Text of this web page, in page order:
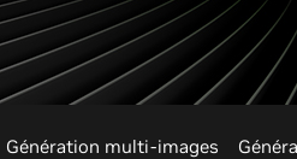
Génération multi-images